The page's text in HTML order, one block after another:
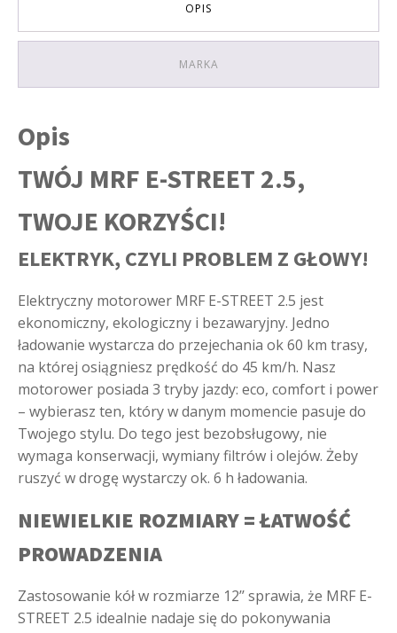
OPIS
MARKA
Opis
TWÓJ MRF E-STREET 2.5,
TWOJE KORZYŚCI!
ELEKTRYK, CZYLI PROBLEM Z GŁOWY!
Elektryczny motorower MRF E-STREET 2.5 jest
ekonomiczny, ekologiczny i bezawaryjny. Jedno
ładowanie wystarcza do przejechania ok 60 km trasy,
na której osiągniesz prędkość do 45 km/h. Nasz
motorower posiada 3 tryby jazdy: eco, comfort i power
– wybierasz ten, który w danym momencie pasuje do
Twojego stylu. Do tego jest bezobsługowy, nie
wymaga konserwacji, wymiany filtrów i olejów. Żeby
ruszyć w drogę wystarczy ok. 6 h ładowania.
NIEWIELKIE ROZMIARY = ŁATWOŚĆ
PROWADZENIA
Zastosowanie kół w rozmiarze 12’’ sprawia, że MRF E-
STREET 2.5 idealnie nadaje się do pokonywania